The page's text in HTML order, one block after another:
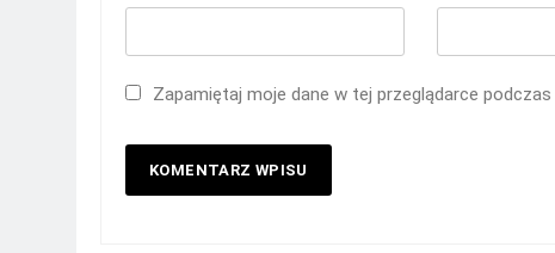
Zapamiętaj moje dane w tej przeglądarce